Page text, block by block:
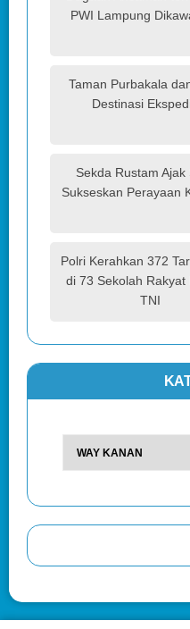
PWI Lampung
Taman Purbakala
Destinasi
Sekda Rustam
Sukseskan Perayaan
Polri Kerahkan 372
di 73 Sekolah Rakyat
TNI